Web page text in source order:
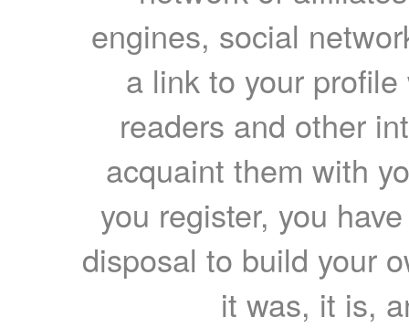
engines, social
a link to your
readers and other
acquaint them with
you register, you
disposal to build your
it was, it is,